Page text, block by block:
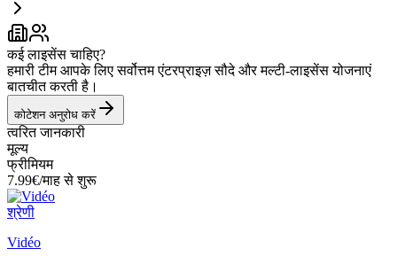
कई लाइसेंस चाहिए?
हमारी टीम आपके लिए सर्वोत्तम एंटरप्राइज़ सौदे और मल्टी-लाइसेंस योजनाएं
बातचीत करती है।
कोटेशन अनुरोध करें
त्वरित जानकारी
मूल्य
फ्रीमियम
7.99€/माह से शुरू
श्रेणी
Vidéo